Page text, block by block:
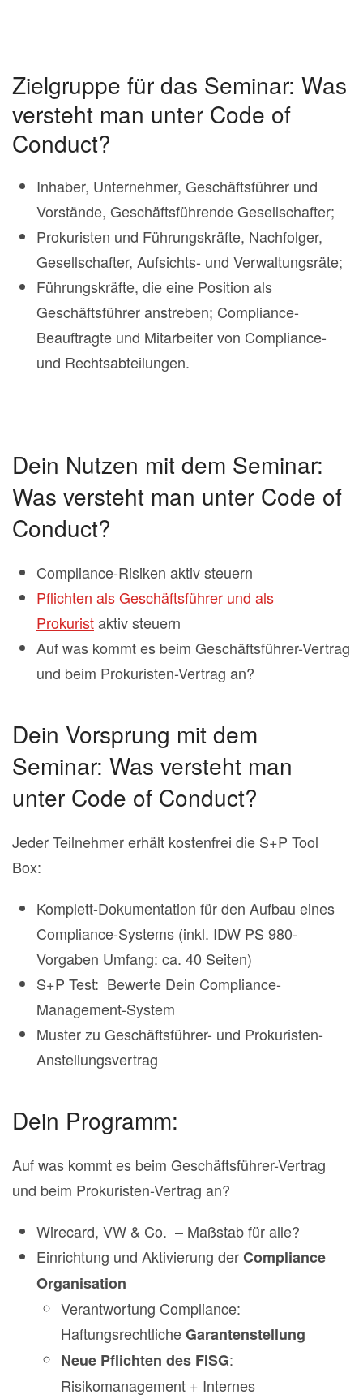
Zielgruppe für das Seminar: Was
versteht man unter Code of
Conduct?
Inhaber, Unternehmer, Geschäftsführer und
Vorstände, Geschäftsführende Gesellschafter;
Prokuristen und Führungskräfte, Nachfolger,
Gesellschafter, Aufsichts- und Verwaltungsräte;
Führungskräfte, die eine Position als
Geschäftsführer anstreben; Compliance-
Beauftragte und Mitarbeiter von Compliance-
und Rechtsabteilungen.
Dein Nutzen mit dem Seminar:
Was versteht man unter Code of
Conduct?
Compliance-Risiken aktiv steuern
Pflichten als Geschäftsführer und als
Prokuristaktiv steuern
Auf was kommt es beim Geschäftsführer-Vertrag
und beim Prokuristen-Vertrag an?
Dein Vorsprung mit dem
Seminar: Was versteht man
unter Code of Conduct?
Jeder Teilnehmer erhält kostenfrei die S+P Tool
Box:
Komplett-Dokumentation für den Aufbau eines
Compliance-Systems (inkl. IDW PS 980-
Vorgaben Umfang: ca. 40 Seiten)
S+P Test: Bewerte Dein Compliance-
Management-System
Muster zu Geschäftsführer- und Prokuristen-
Anstellungsvertrag
Dein Programm:
Auf was kommt es beim Geschäftsführer-Vertrag
und beim Prokuristen-Vertrag an?
Wirecard, VW & Co. – Maßstab für alle?
Einrichtung und Aktivierung derCompliance
Organisation
Verantwortung Compliance:
HaftungsrechtlicheGarantenstellung
Neue Pflichten des FISG:
Risikomanagement + Internes